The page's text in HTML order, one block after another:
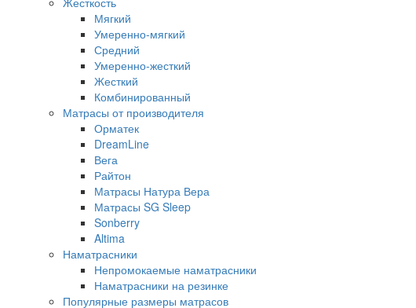
Мягкий
Умеренно-мягкий
Средний
Умеренно-жесткий
Жесткий
Комбинированный
Матрасы от производителя
Орматек
DreamLine
Вега
Райтон
Матрасы Натура Вера
Матрасы SG Sleep
Sonberry
Altima
Наматрасники
Непромокаемые наматрасники
Наматрасники на резинке
Популярные размеры матрасов